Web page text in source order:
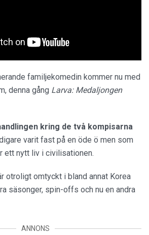
familjekomedin kommer nu med
denna gång Larva: Medaljongen
kring de två kompisarna
varit fast på en öde ö men som
ett nytt liv i civilisationen.
otroligt omtyckt i bland annat Korea
säsonger, spin-offs och nu en andra
ANNONS